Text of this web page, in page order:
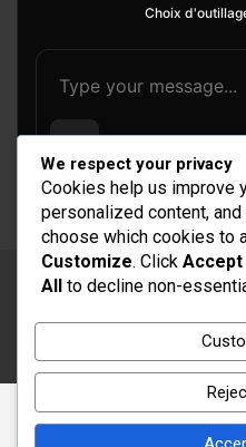
Choix
Copyright © 2026
Thème par :
Fièrement
We respect your privacy
Cookies help us improve
personalized content, and
choose which cookies to
Customize. Click Accept
All to decline non-